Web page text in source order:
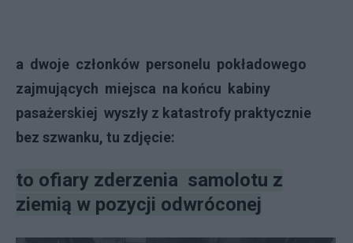
a dwoje członków personelu pokładowego
zajmujących miejsca na końcu kabiny
pasażerskiej wyszły z katastrofy praktycznie
bez szwanku, tu zdjęcie:
to ofiary zderzenia samolotu z
ziemią w pozycji odwróconej